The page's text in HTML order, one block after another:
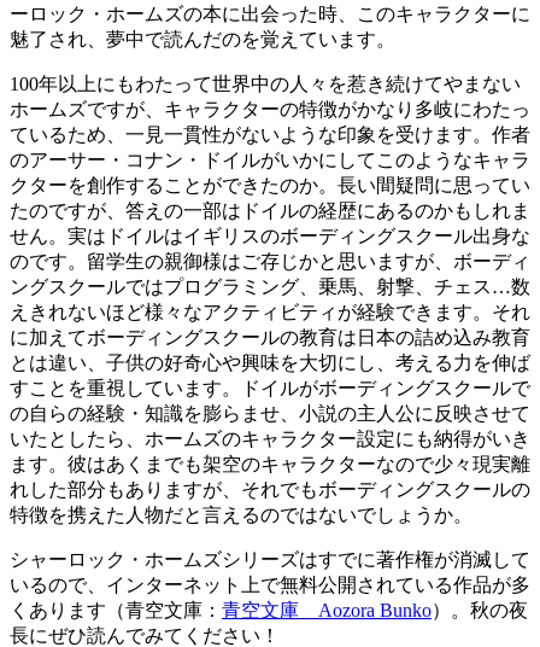
ーロック・ホームズの本に出会った時、このキャラクターに
魅了され、夢中で読んだのを覚えています。
100年以上にもわたって世界中の人々を惹き続けてやまない
ホームズですが、キャラクターの特徴がかなり多岐にわたっ
ているため、一見一貫性がないような印象を受けます。作者
のアーサー・コナン・ドイルがいかにしてこのようなキャラ
クターを創作することができたのか。長い間疑問に思ってい
たのですが、答えの一部はドイルの経歴にあるのかもしれま
せん。実はドイルはイギリスのボーディングスクール出身な
のです。留学生の親御様はご存じかと思いますが、ボーディ
ングスクールではプログラミング、乗馬、射撃、チェス…数
えきれないほど様々なアクティビティが経験できます。それ
に加えてボーディングスクールの教育は日本の詰め込み教育
とは違い、子供の好奇心や興味を大切にし、考える力を伸ば
すことを重視しています。ドイルがボーディングスクールで
の自らの経験・知識を膨らませ、小説の主人公に反映させて
いたとしたら、ホームズのキャラクター設定にも納得がいき
ます。彼はあくまでも架空のキャラクターなので少々現実離
れした部分もありますが、それでもボーディングスクールの
特徴を携えた人物だと言えるのではないでしょうか。
シャーロック・ホームズシリーズはすでに著作権が消滅して
いるので、インターネット上で無料公開されている作品が多
くあります（青空文庫： 青空文庫 Aozora Bunko）。秋の夜
長にぜひ読んでみてください！